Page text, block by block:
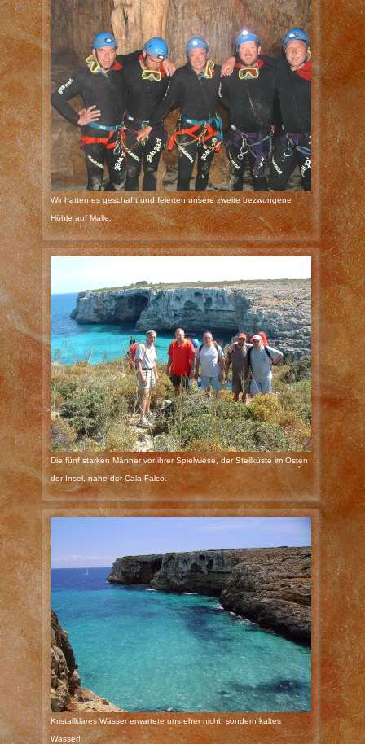
Wir hatten es geschafft und feierten unsere zweite bezwungene
Höhle auf Malle.
Die fünf starken Männer vor ihrer Spielwiese, der Steilküste im Osten
der Insel, nahe der Cala Falco.
Kristallklares Wasser erwartete uns eher nicht, sondern kaltes
Wasser!